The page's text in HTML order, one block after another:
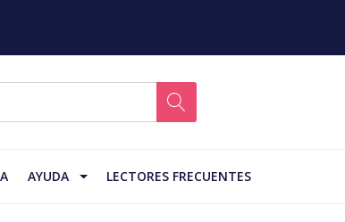
AYUDA LECTORES FRECUENTES